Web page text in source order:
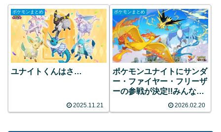
ポケモンまとめ
ユナイトくんはさ…
2025.11.21
ポケモンまとめ
ポケモンユナイトにサンダ
ー・ファイヤー・フリーザ
ーの参戦が決定!!みんなの
2026.02.20